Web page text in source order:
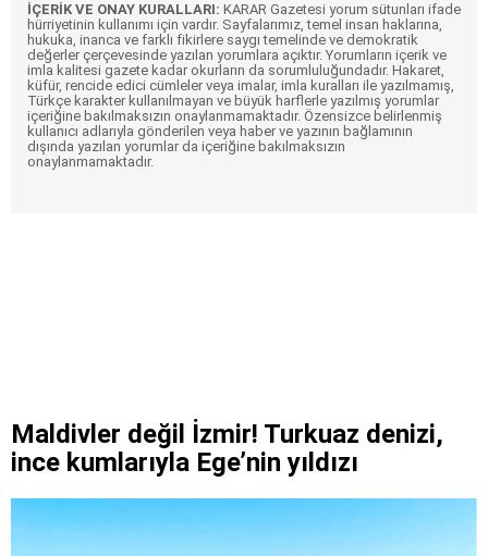
İÇERİK VE ONAY KURALLARI: KARAR Gazetesi yorum sütunları ifade
hürriyetinin kullanımı için vardır. Sayfalarımız, temel insan haklarına,
hukuka, inanca ve farklı fikirlere saygı temelinde ve demokratik
değerler çerçevesinde yazılan yorumlara açıktır. Yorumların içerik ve
imla kalitesi gazete kadar okurların da sorumluluğundadır. Hakaret,
küfür, rencide edici cümleler veya imalar, imla kuralları ile yazılmamış,
Türkçe karakter kullanılmayan ve büyük harflerle yazılmış yorumlar
içeriğine bakılmaksızın onaylanmamaktadır. Özensizce belirlenmiş
kullanıcı adlarıyla gönderilen veya haber ve yazının bağlamının
dışında yazılan yorumlar da içeriğine bakılmaksızın
onaylanmamaktadır.
Maldivler değil İzmir! Turkuaz denizi,
ince kumlarıyla Ege’nin yıldızı